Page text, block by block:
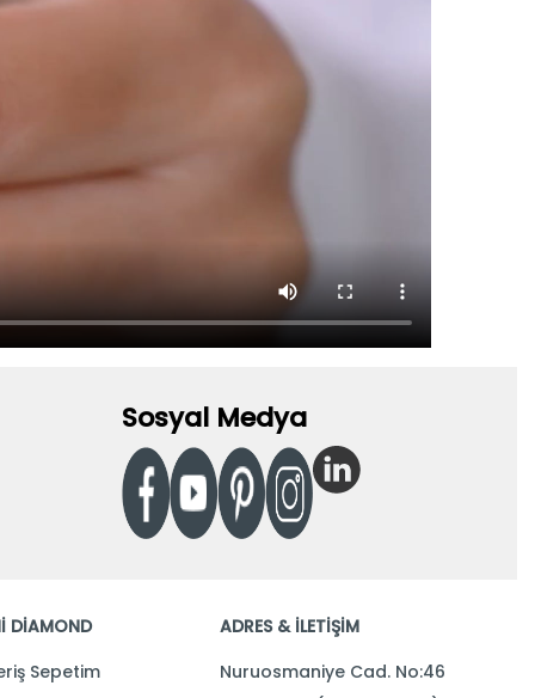
Sosyal Medya
DİAMOND
Sepetim
ADRES & İLETİŞİM
Nuruosmaniye Cad. No:46